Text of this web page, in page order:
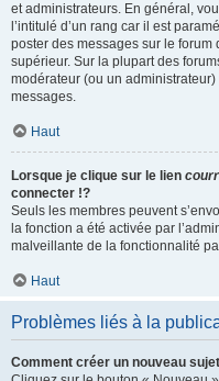
et administrateurs. En général,
l’intitulé d’un rang car il est
poster des messages sur le
supérieur. Sur la plupart des
modérateur (ou un
messages.
Haut
Lorsque je clique sur le lien
connecter !?
Seuls les membres peuvent
la fonction a été activée par
malveillante de la fonctionnalité
Haut
Problèmes liés à la
Comment créer un nouveau